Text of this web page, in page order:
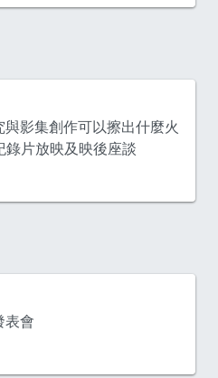
影集創作可以擦出什麼火
錄片放映及映後座談
表會